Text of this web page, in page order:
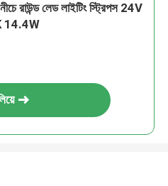
রাউন্ড লেড লাইটিং স্ট্রিপস 24V
14.4W